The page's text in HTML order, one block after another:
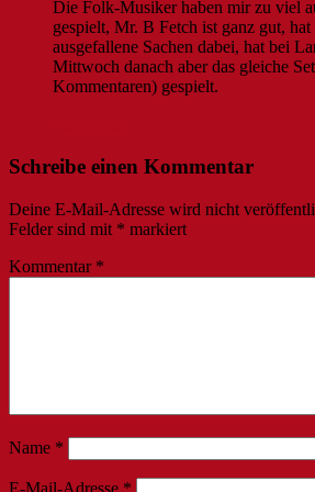
Die Folk-Musiker haben mir zu viel
gespielt, Mr. B Fetch ist ganz gut,
ausgefallene Sachen dabei, hat bei
Mittwoch danach aber das gleiche
Kommentaren) gespielt.
Schreibe einen Kommentar
Deine E-Mail-Adresse wird nicht
Felder sind mit * markiert
Kommentar *
Name *
E-Mail-Adresse *